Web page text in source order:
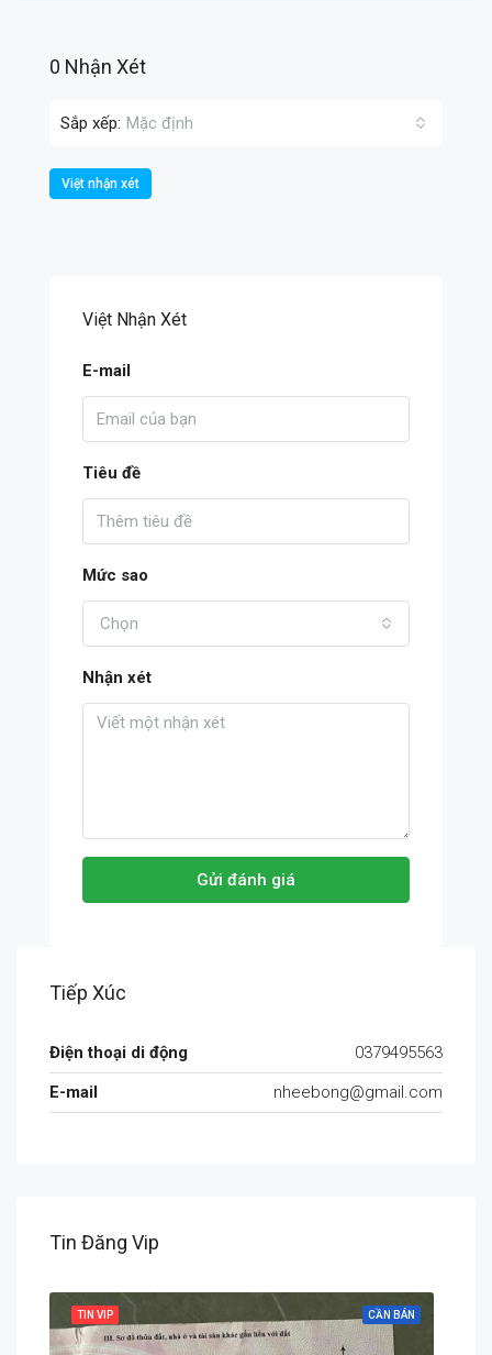
0 Nhận Xét
Sắp xếp: Mặc định
Việt nhận xét
Việt Nhận Xét
E-mail
Tiêu đề
Mức sao
Chọn
Nhận xét
Gửi đánh giá
Tiếp Xúc
Điện thoại di động
0379495563
E-mail
nheebong@gmail.com
Tin Đăng Vip
CẦN BÁN
TIN VIP